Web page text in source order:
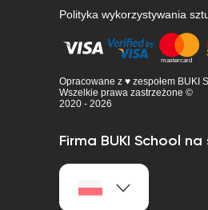
Polityka wykorzystywania
Opracowane z ♥ zespołem BUKI
Wszelkie prawa zastrzeżone ©
2020 - 2026
Firma BUKI School na